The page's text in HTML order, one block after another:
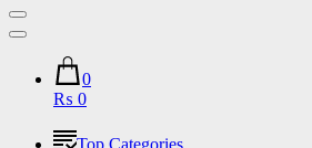
0
₨ 0
Top Categories